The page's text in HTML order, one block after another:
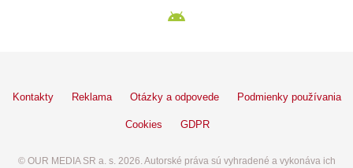
Kontakty Reklama Otázky a odpovede Podmienky používania
Cookies GDPR
© OUR MEDIA SR a. s. 2026. Autorské práva sú vyhradené a vykonáva ich